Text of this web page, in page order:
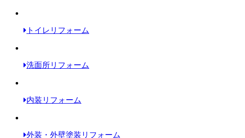
トイレリフォーム
洗面所リフォーム
内装リフォーム
外装・外壁塗装リフォーム